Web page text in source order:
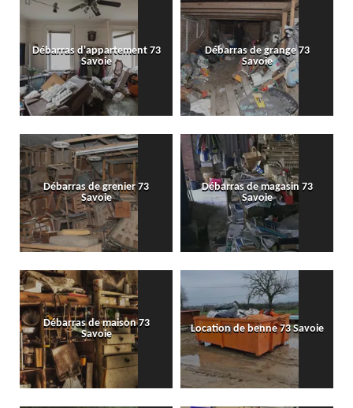
Débarras d'appartement 73
Savoie
Débarras de grange 73
Savoie
Débarras de grenier 73
Savoie
Débarras de magasin 73
Savoie
Débarras de maison 73
Savoie
Location de benne 73 Savoie